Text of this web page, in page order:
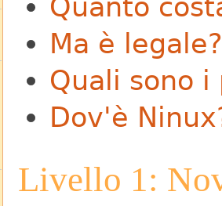
Quanto
Ma è legale?
Quali sono
Dov'è
Livello 1: